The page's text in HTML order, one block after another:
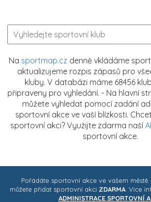
Na sportmap.cz denně vkládáme
aktualizujeme rozpis zápasů pro
kluby. V databázi máme 68456
připraveny pro vyhledání. - Na hlavní
můžete vyhledat pomocí zadání
sportovní akce ve vaší blízkosti.
sportovní akci? Využijte zdarma naší
sportovní akce.
Pořádáte sportovní akce ve vašem městě.
můžete přidat sportovní akci ZDARMA . Více
ADMINISTRACE SPORTOVNÍ